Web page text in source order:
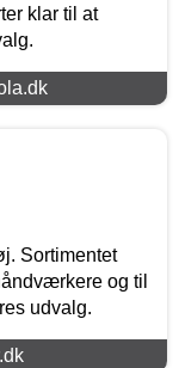
klar til at
Sortimentet
og til
udvalg.